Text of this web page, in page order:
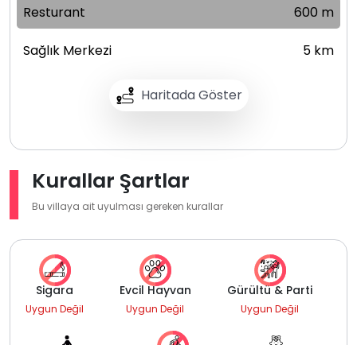
Haritada Göster
Resturant 600 m
Sağlık Merkezi 5 km
Kurallar Şartlar
Bu villaya ait uyulması gereken kurallar
Sigara
Uygun Değil
Evcil Hayvan
Uygun Değil
Gürültü & Parti
Uygun Değil